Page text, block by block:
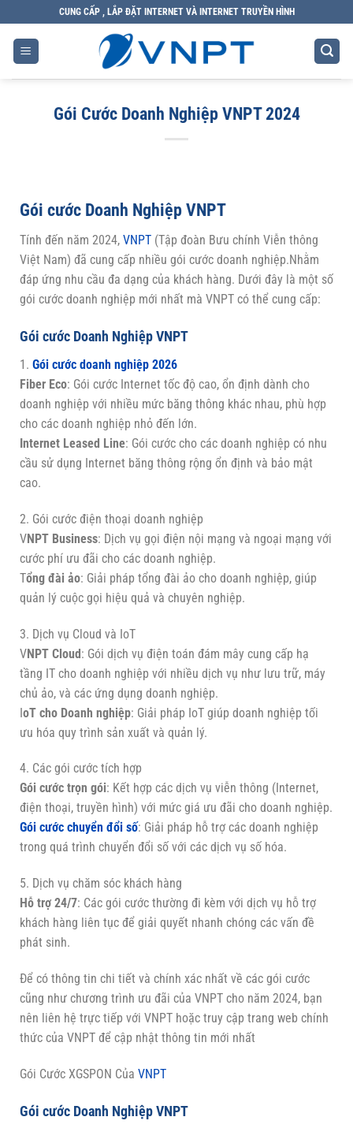
CUNG CẤP , LẮP ĐẶT INTERNET VÀ INTERNET TRUYỀN HÌNH
Gói Cước Doanh Nghiệp VNPT 2024
Gói cước Doanh Nghiệp VNPT
Tính đến năm 2024, VNPT (Tập đoàn Bưu chính Viễn thông
Việt Nam) đã cung cấp nhiều gói cước doanh nghiệp.Nhằm
đáp ứng nhu cầu đa dạng của khách hàng. Dưới đây là một số
gói cước doanh nghiệp mới nhất mà VNPT có thể cung cấp:
Gói cước Doanh Nghiệp VNPT
1. Gói cước doanh nghiệp 2026
Fiber Eco: Gói cước Internet tốc độ cao, ổn định dành cho
doanh nghiệp với nhiều mức băng thông khác nhau, phù hợp
cho các doanh nghiệp nhỏ đến lớn.
Internet Leased Line: Gói cước cho các doanh nghiệp có nhu
cầu sử dụng Internet băng thông rộng ổn định và bảo mật
cao.
2. Gói cước điện thoại doanh nghiệp
VNPT Business: Dịch vụ gọi điện nội mạng và ngoại mạng với
cước phí ưu đãi cho các doanh nghiệp.
Tổng đài ảo: Giải pháp tổng đài ảo cho doanh nghiệp, giúp
quản lý cuộc gọi hiệu quả và chuyên nghiệp.
3. Dịch vụ Cloud và IoT
VNPT Cloud: Gói dịch vụ điện toán đám mây cung cấp hạ
tầng IT cho doanh nghiệp với nhiều dịch vụ như lưu trữ, máy
chủ ảo, và các ứng dụng doanh nghiệp.
IoT cho Doanh nghiệp: Giải pháp IoT giúp doanh nghiệp tối
ưu hóa quy trình sản xuất và quản lý.
4. Các gói cước tích hợp
Gói cước trọn gói: Kết hợp các dịch vụ viễn thông (Internet,
điện thoại, truyền hình) với mức giá ưu đãi cho doanh nghiệp.
Gói cước chuyển đổi số: Giải pháp hỗ trợ các doanh nghiệp
trong quá trình chuyển đổi số với các dịch vụ số hóa.
5. Dịch vụ chăm sóc khách hàng
Hỗ trợ 24/7: Các gói cước thường đi kèm với dịch vụ hỗ trợ
khách hàng liên tục để giải quyết nhanh chóng các vấn đề
phát sinh.
Để có thông tin chi tiết và chính xác nhất về các gói cước
cũng như chương trình ưu đãi của VNPT cho năm 2024, bạn
nên liên hệ trực tiếp với VNPT hoặc truy cập trang web chính
thức của VNPT để cập nhật thông tin mới nhất
Gói Cước XGSPON Của VNPT
Gói cước Doanh Nghiệp VNPT